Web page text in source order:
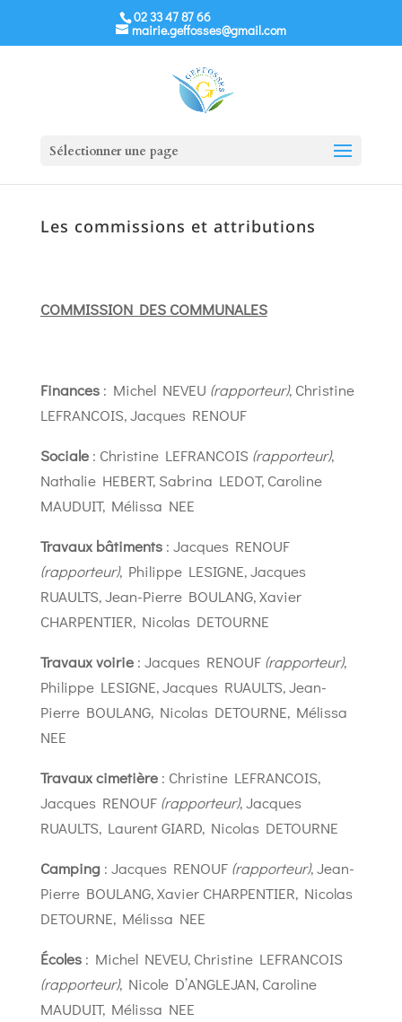
02 33 47 87 66
mairie.geffosses@gmail.com
Sélectionner une page
Les commissions et attributions
COMMISSION DES COMMUNALES
Finances: Michel NEVEU (rapporteur), Christine
LEFRANCOIS, Jacques RENOUF
Sociale: Christine LEFRANCOIS (rapporteur),
Nathalie HEBERT, Sabrina LEDOT, Caroline
MAUDUIT, Mélissa NEE
Travaux bâtiments: Jacques RENOUF
(rapporteur), Philippe LESIGNE, Jacques
RUAULTS, Jean-Pierre BOULANG, Xavier
CHARPENTIER, Nicolas DETOURNE
Travaux voirie: Jacques RENOUF (rapporteur),
Philippe LESIGNE, Jacques RUAULTS, Jean-
Pierre BOULANG, Nicolas DETOURNE, Mélissa
NEE
Travaux cimetière: Christine LEFRANCOIS,
Jacques RENOUF (rapporteur), Jacques
RUAULTS, Laurent GIARD, Nicolas DETOURNE
Camping: Jacques RENOUF (rapporteur), Jean-
Pierre BOULANG, Xavier CHARPENTIER, Nicolas
DETOURNE, Mélissa NEE
Écoles: Michel NEVEU, Christine LEFRANCOIS
(rapporteur), Nicole D’ANGLEJAN, Caroline
MAUDUIT, Mélissa NEE